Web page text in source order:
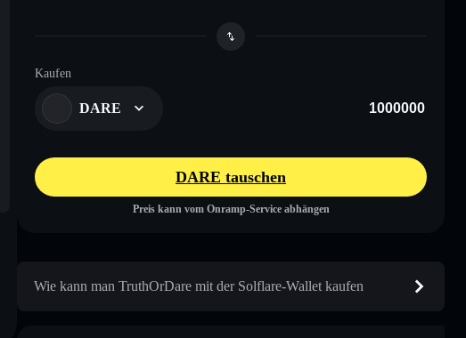
Kaufen
DARE
DARE tauschen
Preis kann vom Onramp-Service abhängen
Wie kann man TruthOrDare mit der Solflare-Wallet kaufen